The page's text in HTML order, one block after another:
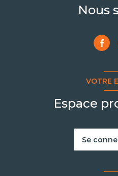
Nous
VOTRE
Espace
Se